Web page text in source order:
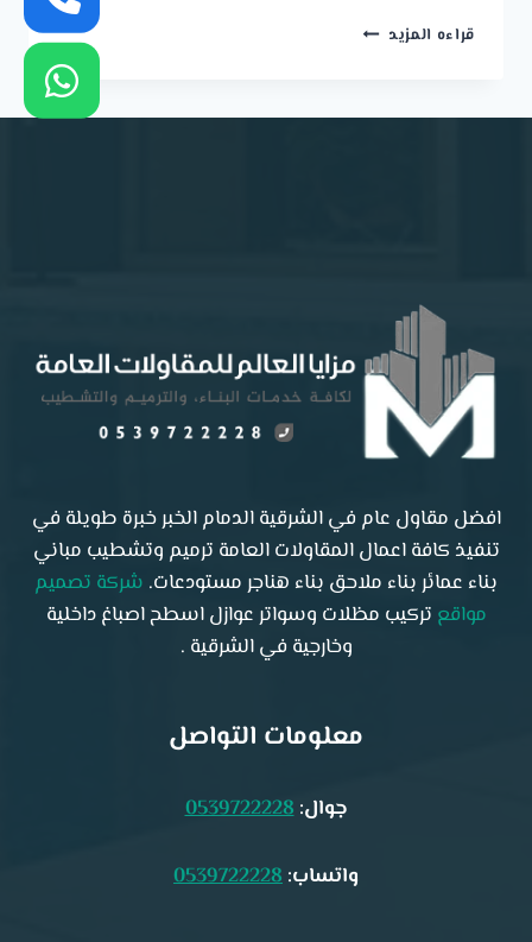
قراءه المزيد مقاول
افضل مقاول عام في الشرقية الدمام الخبر خبرة طويلة في
تنفيذ كافة اعمال المقاولات العامة ترميم وتشطيب مباني
بناء عمائر بناء ملاحق بناء هناجر مستودعات. شركة تصميم
مواقع تركيب مظلات وسواتر عوازل اسطح اصباغ داخلية
وخارجية في الشرقية .
معلومات التواصل
جوال:0539722228
واتساب:0539722228